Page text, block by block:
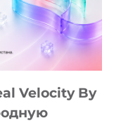
Velocity By